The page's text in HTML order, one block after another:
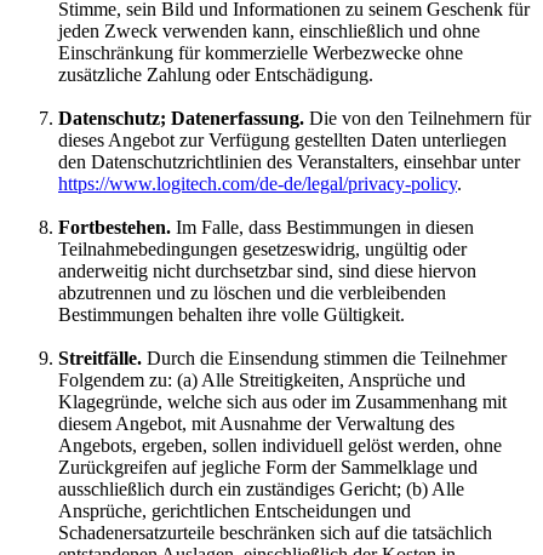
Stimme, sein Bild und Informationen zu seinem Geschenk für
jeden Zweck verwenden kann, einschließlich und ohne
Einschränkung für kommerzielle Werbezwecke ohne
zusätzliche Zahlung oder Entschädigung.
Datenschutz; Datenerfassung. Die von den Teilnehmern für
dieses Angebot zur Verfügung gestellten Daten unterliegen
den Datenschutzrichtlinien des Veranstalters, einsehbar unter
https://www.logitech.com/de-de/legal/privacy-policy.
Fortbestehen. Im Falle, dass Bestimmungen in diesen
Teilnahmebedingungen gesetzeswidrig, ungültig oder
anderweitig nicht durchsetzbar sind, sind diese hiervon
abzutrennen und zu löschen und die verbleibenden
Bestimmungen behalten ihre volle Gültigkeit.
Streitfälle. Durch die Einsendung stimmen die Teilnehmer
Folgendem zu: (a) Alle Streitigkeiten, Ansprüche und
Klagegründe, welche sich aus oder im Zusammenhang mit
diesem Angebot, mit Ausnahme der Verwaltung des
Angebots, ergeben, sollen individuell gelöst werden, ohne
Zurückgreifen auf jegliche Form der Sammelklage und
ausschließlich durch ein zuständiges Gericht; (b) Alle
Ansprüche, gerichtlichen Entscheidungen und
Schadenersatzurteile beschränken sich auf die tatsächlich